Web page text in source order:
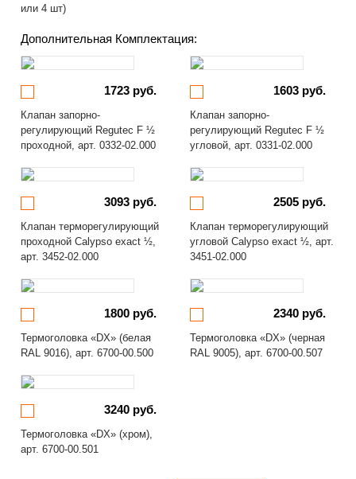
или 4 шт)
Дополнительная Комплектация:
1723 руб.
Клапан запорно-
регулирующий Regutec F ½
проходной, арт. 0332-02.000
1603 руб.
Клапан запорно-
регулирующий Regutec F ½
угловой, арт. 0331-02.000
3093 руб.
Клапан терморегулирующий
проходной Calypso exact ½,
арт. 3452-02.000
2505 руб.
Клапан терморегулирующий
угловой Calypso exact ½, арт.
3451-02.000
1800 руб.
Термоголовка «DX» (белая
RAL 9016), арт. 6700-00.500
2340 руб.
Термоголовка «DX» (черная
RAL 9005), арт. 6700-00.507
3240 руб.
Термоголовка «DX» (хром),
арт. 6700-00.501